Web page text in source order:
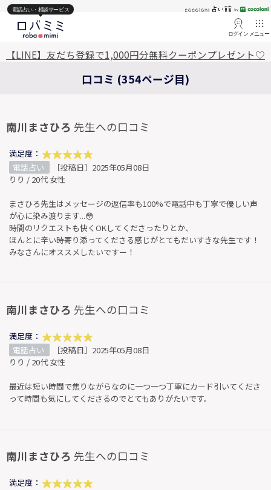
電話占い・相談サービス
ログイン メニュー
【LINE】友だち登録で1,000円分無料クーポンプレゼント♡
口コミ (354ページ目)
南川まさひろ 先生への口コミ
満足度：
電話占い
［投稿日］2025年05月08日
りり / 20代 女性
まさひろ先生はメッセージの返信率も100%で電話中も丁寧で優しい声
が心に染み渡ります...😳
時間のリクエストも快くOKしてくださったりとか、
ほんとに辛い時寄り添ってくださる感じがとてもだいすきな先生です！
みなさんにオススメしたいですー！
南川まさひろ 先生への口コミ
満足度：
電話占い
［投稿日］2025年05月08日
りり / 20代 女性
最近は短い時間で焦りながらなのに一つ一つ丁寧にカード引いてくださ
って時間も気にしてくださるのでとてもありがたいです。
南川まさひろ 先生への口コミ
満足度：